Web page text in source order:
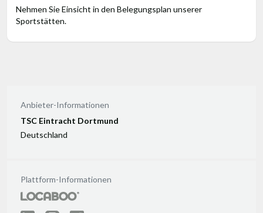
Nehmen Sie Einsicht in den Belegungsplan unserer
Sportstätten.
Anbieter-Informationen
TSC Eintracht Dortmund
Deutschland
Plattform-Informationen